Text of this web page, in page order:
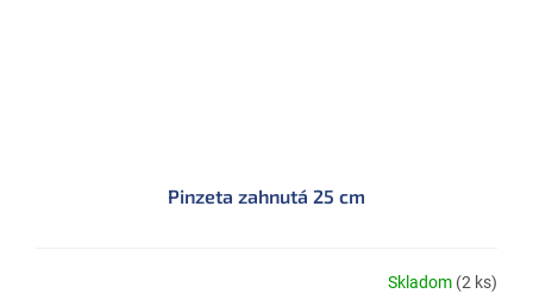
Pinzeta zahnutá 25 cm
Skladom (2 ks)